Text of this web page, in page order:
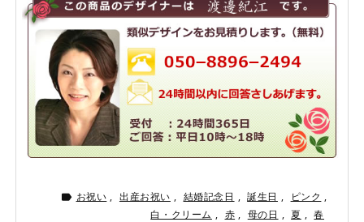
 お祝い , 出産お祝い , 結婚記念日 , 誕生日 , ピンク ,
白・クリーム , 赤 , 母の日 , 夏 , 春